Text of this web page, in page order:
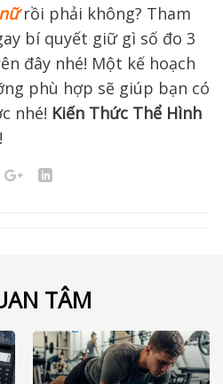
rồi phải không? Tham
bí quyết giữ gì số đo 3
đây nhé! Một kế hoạch
phù hợp sẽ giúp bạn có
nhé! Kiến Thức Thể Hình
TÂM